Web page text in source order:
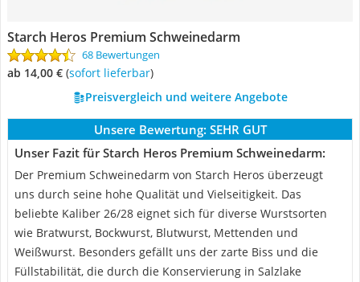
‎Starch Heros Premium Schweinedarm
68 Bewertungen
ab 14,00 € ( Sofort lieferbar)
Preisvergleich und weitere Angebote
Unsere Bewertung: SEHR GUT
Unser Fazit für ‎Starch Heros Premium Schweinedarm:
Der Premium Schweinedarm von Starch Heros überzeugt
uns durch seine hohe Qualität und Vielseitigkeit. Das
beliebte Kaliber 26/28 eignet sich für diverse Wurstsorten
wie Bratwurst, Bockwurst, Blutwurst, Mettenden und
Weißwurst. Besonders gefällt uns der zarte Biss und die
Füllstabilität, die durch die Konservierung in Salzlake